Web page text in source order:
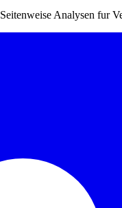
Analysen fur